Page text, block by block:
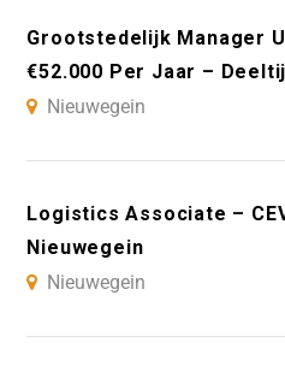
Grootstedelijk Manager
€52.000 Per Jaar –
Nieuwegein
Logistics Associate –
Nieuwegein
Nieuwegein